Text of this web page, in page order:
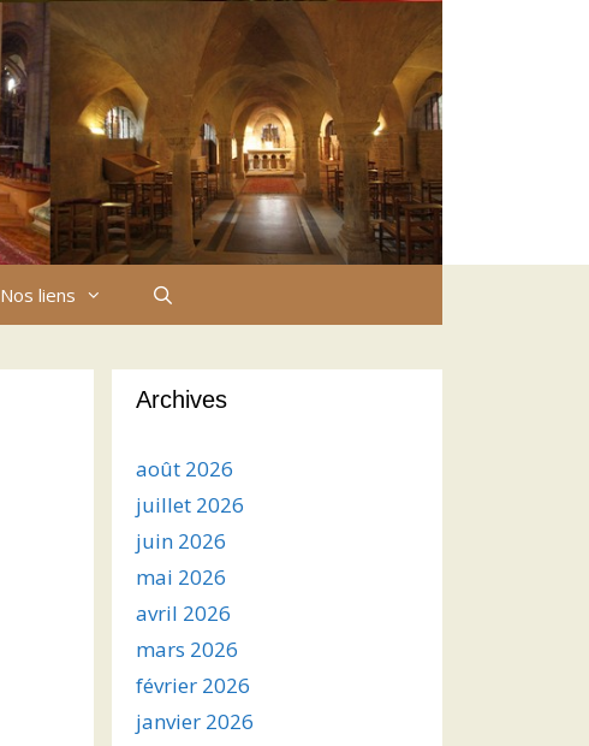
Nos liens
Archives
août 2026
juillet 2026
juin 2026
mai 2026
avril 2026
mars 2026
février 2026
janvier 2026